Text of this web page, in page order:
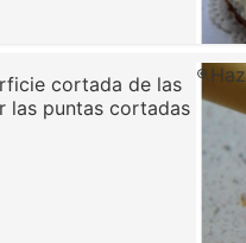
cortada de las
las puntas cortadas